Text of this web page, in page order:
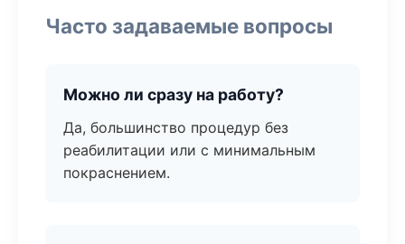
Часто задаваемые вопросы
Можно ли сразу на работу?
Да, большинство процедур без
реабилитации или с минимальным
покраснением.